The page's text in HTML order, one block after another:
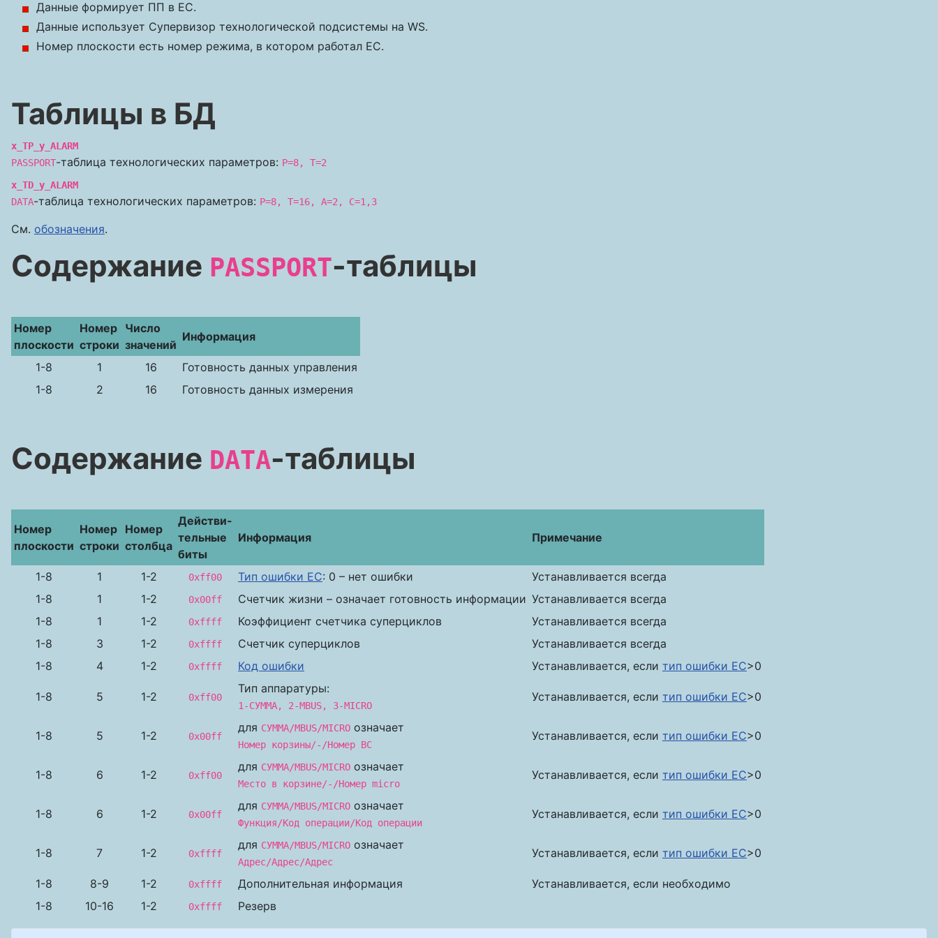
Данные формирует ПП в EC.
Данные использует Супервизор технологической подсистемы на WS.
Номер плоскости есть номер режима, в котором работал EC.
Таблицы в БД
x_TP_y_ALARM
PASSPORT-таблица технологических параметров: P=8, T=2
x_TD_y_ALARM
DATA-таблица технологических параметров: P=8, T=16, A=2, C=1,3
См. обозначения.
Содержание PASSPORT-таблицы
Номер
плоскости
Номер
строки
Число
значений
Информация
1-8 1 16
Готовность данных управления
1-8
2 16 Готовность данных измерения
Содержание DATA-таблицы
Номер
плоскости
Номер
строки
Номер
столбца
Действи-
тельные
биты
Информация Примечание
1-8 1 1-2 0xff00 Тип ошибки EC: 0 – нет ошибки
Устанавливается всегда
1-8
1 1-2 0x00ff Счетчик жизни – означает готовность информации Устанавливается всегда
1-8
1 1-2 0xffff Коэффициент счетчика суперциклов
Устанавливается всегда
1-8
3 1-2 0xffff Счетчик суперциклов
Устанавливается всегда
1-8
4 1-2 0xffff Код ошибки Устанавливается, если тип ошибки EC>0
1-8 5 1-2 0xff00
Тип аппаратуры:
1-СУММА, 2-MBUS, 3-MICRO
Устанавливается, если тип ошибки EC>0
1-8 5 1-2 0x00ff
для СУММА/MBUS/MICRO означает
Номер корзины/-/Номер BC
Устанавливается, если тип ошибки EC>0
1-8 6 1-2 0xff00
для СУММА/MBUS/MICRO означает
Место в корзине/-/Номер micro
Устанавливается, если тип ошибки EC>0
1-8 6 1-2 0x00ff
для СУММА/MBUS/MICRO означает
Функция/Код операции/Код операции
Устанавливается, если тип ошибки EC>0
1-8 7 1-2 0xffff
для СУММА/MBUS/MICRO означает
Адрес/Адрес/Адрес
Устанавливается, если тип ошибки EC>0
1-8 8-9 1-2 0xffff Дополнительная информация
Устанавливается, если необходимо
1-8
10-16 1-2 0xffff Резерв